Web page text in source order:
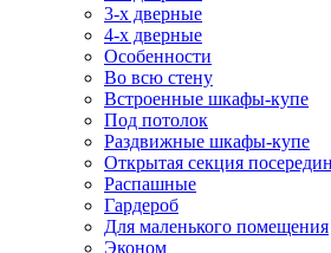
3-х дверные
4-х дверные
Особенности
Во всю стену
Встроенные шкафы-купе
Под потолок
Раздвижные шкафы-купе
Открытая секция
Распашные
Гардероб
Для маленького помещения
Эконом